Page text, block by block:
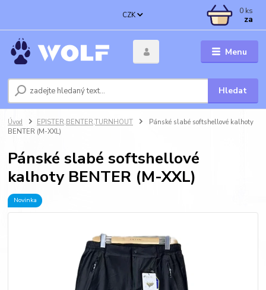
Menu
CZK
Hledat
0 ks
za
Úvod EPISTER,BENTER,TURNHOUT
Pánské slabé softshellové kalhoty
BENTER (M-XXL)
Pánské slabé softshellové
kalhoty BENTER (M-XXL)
Novinka